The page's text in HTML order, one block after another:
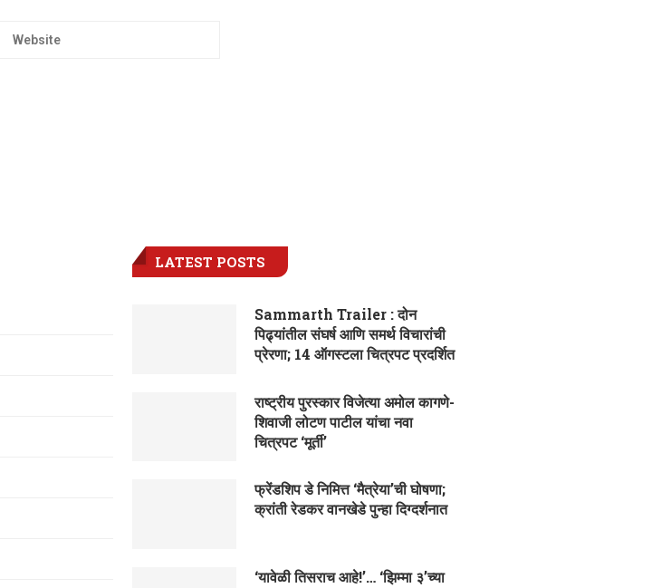
LATEST POSTS
Sammarth Trailer : दोन
पिढ्यांतील संघर्ष आणि समर्थ विचारांची
प्रेरणा; 14 ऑगस्टला चित्रपट प्रदर्शित
राष्ट्रीय पुरस्कार विजेत्या अमोल कागणे-
शिवाजी लोटण पाटील यांचा नवा
चित्रपट ‘मूर्ती’
फ्रेंडशिप डे निमित्त ‘मैत्रेया’ची घोषणा;
क्रांती रेडकर वानखेडे पुन्हा दिग्दर्शनात
‘यावेळी तिसराच आहे!’… ‘झिम्मा ३’च्या